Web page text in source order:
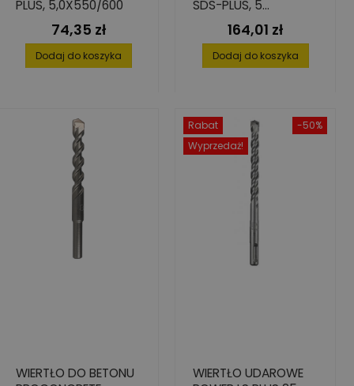
PLUS, 5,0X550/600
Cena
74,35 zł
Dodaj do koszyka
SDS-PLUS, 5
ELEMENTÓW, 6-10
Cena
164,01 zł
Dodaj do koszyka
WIERTŁO DO BETONU
-50%
Rabat
Wyprzedaż!
WIERTŁO UDAROWE